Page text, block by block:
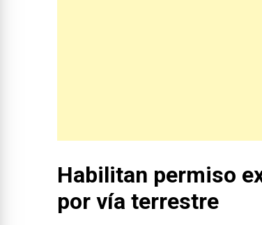
Habilitan permiso
por vía terrestre